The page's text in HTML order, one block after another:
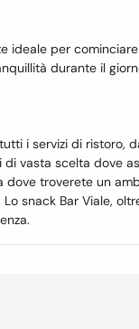
ideale per
durante il
i servizi di ristoro,
vasta scelta dove
troverete un
snack Bar Viale,